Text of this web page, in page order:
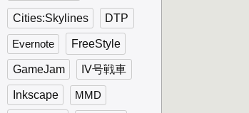
Cities:Skylines DTP
Evernote FreeStyle
GameJam IV号戦車
Inkscape MMD